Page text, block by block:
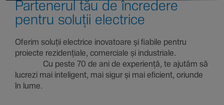
Parte­nerul tău de încre­dere
pentru soluții electrice
Oferim soluții electrice inova­toare și fiabile pentru
proiecte rezi­den­țiale, comer­ciale și indus­triale.
Cu peste 70 de ani de expe­riență, te ajutăm să
lucrezi mai inte­li­gent, mai sigur și mai eficient, oriunde
în lume.